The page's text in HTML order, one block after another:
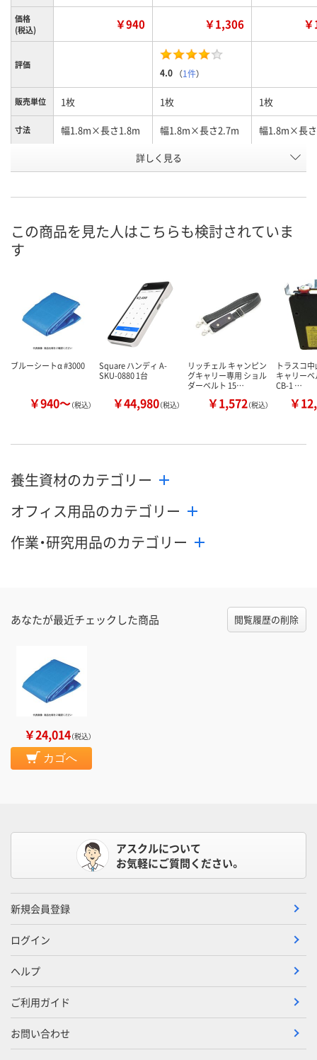
価格
(税込)
￥940 ￥1,306
評価
4.0 （1件）
販売単位 1枚 1枚 1枚
寸法 幅1.8m×長さ1.8m 幅1.8m×長さ2.7m 幅1.8m×長
1.71
号
お届け日
カゴへ
数量
カゴへ カ
詳しく見る
この商品を見た人はこちらも検討されていま
す
ブルーシートα #3000
￥940～（税込）
Square ハンディ A-
SKU-0880 1台
￥44,980（税込）
リッチェル キャンピン
グキャリー専用 ショル
ダーベルト 15…
￥1,572（税込）
トラスコ
キャリー
CB-1 …
￥
養生資材のカテゴリー
オフィス用品のカテゴリー
作業・研究用品のカテゴリー
あなたが最近チェックした商品 閲覧履歴の削除
￥24,014（税込）
カゴへ
アスクルについて
お気軽にご質問ください。
新規会員登録
ログイン
ヘルプ
ご利用ガイド
お問い合わせ